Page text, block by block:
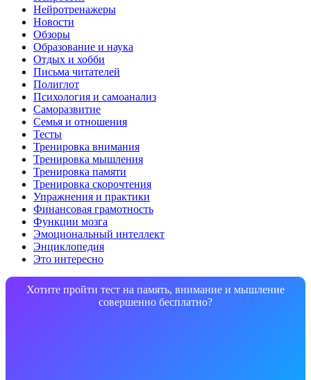
Нейротренажеры
Новости
Обзоры
Образование и наука
Отдых и хобби
Письма читателей
Полиглот
Психология и самоанализ
Саморазвитие
Семья и отношения
Тесты
Тренировка внимания
Тренировка мышления
Тренировка памяти
Тренировка скорочтения
Упражнения и практики
Финансовая грамотность
Функции мозга
Эмоциональный интеллект
Энциклопедия
Это интересно
Хотите пройти тест на память, внимание и мышление
совершенно бесплатно?